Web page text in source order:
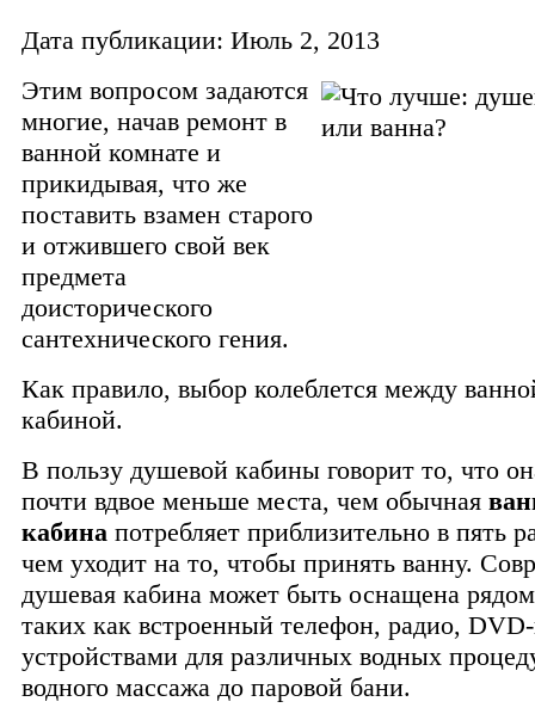
Дата публикации: Июль 2, 2013
Этим вопросом задаются
многие, начав ремонт в
ванной комнате и
прикидывая, что же
поставить взамен старого
и отжившего свой век
предмета
доисторического
сантехнического гения.
Как правило, выбор колеблется между
кабиной.
В пользу душевой кабины говорит то, что
почти вдвое меньше места, чем обычная
кабина потребляет приблизительно в пять
чем уходит на то, чтобы принять ванну.
душевая кабина может быть оснащена
таких как встроенный телефон, радио,
устройствами для различных водных
водного массажа до паровой бани.